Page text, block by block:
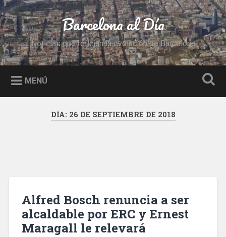
Saltar
al
contenido
Buscar Barcelona al Día
Noticias que reflejan la evolución de Barcelona
MENÚ
DÍA: 26 DE SEPTIEMBRE DE 2018
Alfred Bosch renuncia a ser
alcaldable por ERC y Ernest
Maragall le relevará